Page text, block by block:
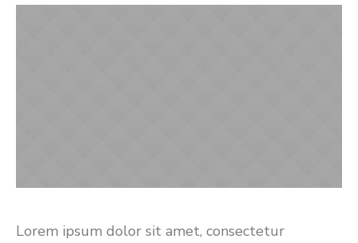
Lorem ipsum dolor sit amet, consectetur